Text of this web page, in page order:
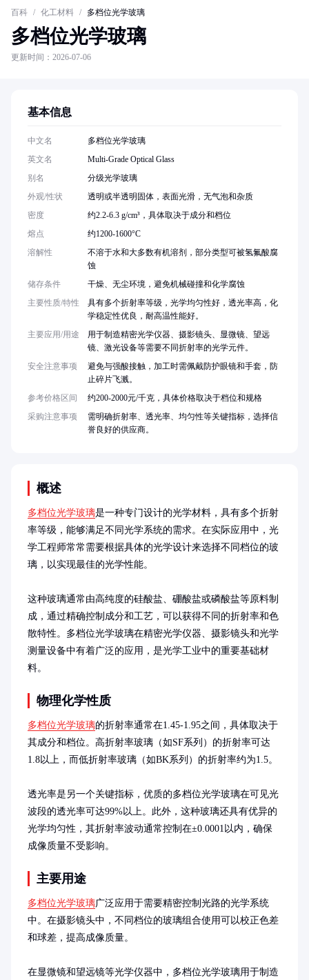
百科 / 化工材料 / 多档位光学玻璃
多档位光学玻璃
更新时间：2026-07-06
概述
多档位光学玻璃是一种专门设计的光学材料，具有多个折射
率等级，能够满足不同光学系统的需求。在实际应用中，光
学工程师常常需要根据具体的光学设计来选择不同档位的玻
璃，以实现最佳的光学性能。
这种玻璃通常由高纯度的硅酸盐、硼酸盐或磷酸盐等原料制
成，通过精确控制成分和工艺，可以获得不同的折射率和色
散特性。多档位光学玻璃在精密光学仪器、摄影镜头和光学
测量设备中有着广泛的应用，是光学工业中的重要基础材
料。
物理化学性质
多档位光学玻璃的折射率通常在1.45-1.95之间，具体取决于
其成分和档位。高折射率玻璃（如SF系列）的折射率可达
1.8以上，而低折射率玻璃（如BK系列）的折射率约为1.5。
透光率是另一个关键指标，优质的多档位光学玻璃在可见光
波段的透光率可达99%以上。此外，这种玻璃还具有优异的
光学均匀性，其折射率波动通常控制在±0.0001以内，确保
成像质量不受影响。
主要用途
多档位光学玻璃广泛应用于需要精密控制光路的光学系统
中。在摄影镜头中，不同档位的玻璃组合使用可以校正色差
和球差，提高成像质量。
在显微镜和望远镜等光学仪器中，多档位光学玻璃用于制造
基本信息
中文名
多档位光学玻璃
英文名
Multi-Grade Optical Glass
别名
分级光学玻璃
外观/性状
透明或半透明固体，表面光滑，无气泡和杂质
密度
约2.2-6.3 g/cm³，具体取决于成分和档位
熔点
约1200-1600°C
溶解性
不溶于水和大多数有机溶剂，部分类型可被氢氟酸腐
蚀
储存条件
干燥、无尘环境，避免机械碰撞和化学腐蚀
主要性质/特性
具有多个折射率等级，光学均匀性好，透光率高，化
学稳定性优良，耐高温性能好。
主要应用/用途
用于制造精密光学仪器、摄影镜头、显微镜、望远
镜、激光设备等需要不同折射率的光学元件。
安全注意事项
避免与强酸接触，加工时需佩戴防护眼镜和手套，防
止碎片飞溅。
参考价格区间
约200-2000元/千克，具体价格取决于档位和规格
采购注意事项
需明确折射率、透光率、均匀性等关键指标，选择信
誉良好的供应商。